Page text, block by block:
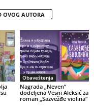
OVOG AUTORA
Obaveštenja
Nagrada „Neven“
dodeljena Vesni Aleksić za
roman „Sazvežđe violina“